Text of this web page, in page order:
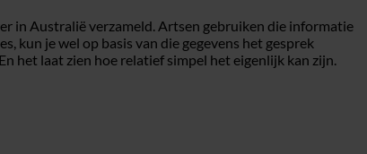
in Australië verzameld. Artsen gebruiken die informatie
kun je wel op basis van die gegevens het gesprek
het laat zien hoe relatief simpel het eigenlijk kan zijn.